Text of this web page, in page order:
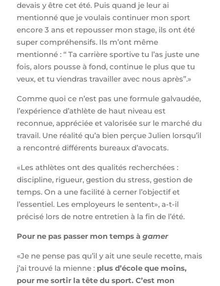
devais y être cet été. Puis quand je leur ai
mentionné que je voulais continuer mon sport
encore 3 ans et repousser mon stage, ils ont été
super compréhensifs. Ils m’ont même
mentionné : ‘‘ Ta carrière sportive tu l’as juste une
fois, alors pousse à fond, continue le plus que tu
veux, et tu viendras travailler avec nous après’’.»
Comme quoi ce n’est pas une formule galvaudée,
l’expérience d’athlète de haut niveau est
reconnue, appréciée et valorisée sur le marché du
travail. Une réalité qu’a bien perçue Julien lorsqu’il
a rencontré différents bureaux d’avocats.
«Les athlètes ont des qualités recherchées :
discipline, rigueur, gestion du stress, gestion de
temps. On a une facilité à cerner l’objectif et
l’essentiel. Les employeurs le sentent», a-t-il
précisé lors de notre entretien à la fin de l’été.
Pour ne pas passer mon temps à gamer
«Je ne pense pas qu’il y ait une seule recette, mais
j’ai trouvé la mienne : plus d’école que moins,
pour me sortir la tête du sport. C’est mon